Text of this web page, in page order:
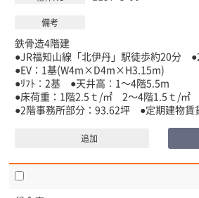
鉄骨造4階建
●JR福知山線「北伊丹」駅徒歩約20分
●EV：1基(W4m×D4m×H3.15m)
●ﾘﾌﾄ：2基 ●天井高：1～4階5.5m
●床荷重：1階2.5ｔ/㎡ 2～4階1.5ｔ/㎡
●2階事務所部分：93.62坪 ●定期建物賃
追加